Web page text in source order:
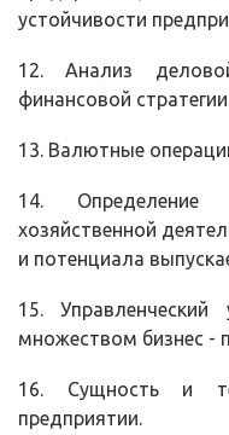
устойчивости
12. Анализ
финансовой
13. Валютные
14. Определение
хозяйственной
и потенциала
15.
множеством бизнес -
16. Сущность и
предприятии.